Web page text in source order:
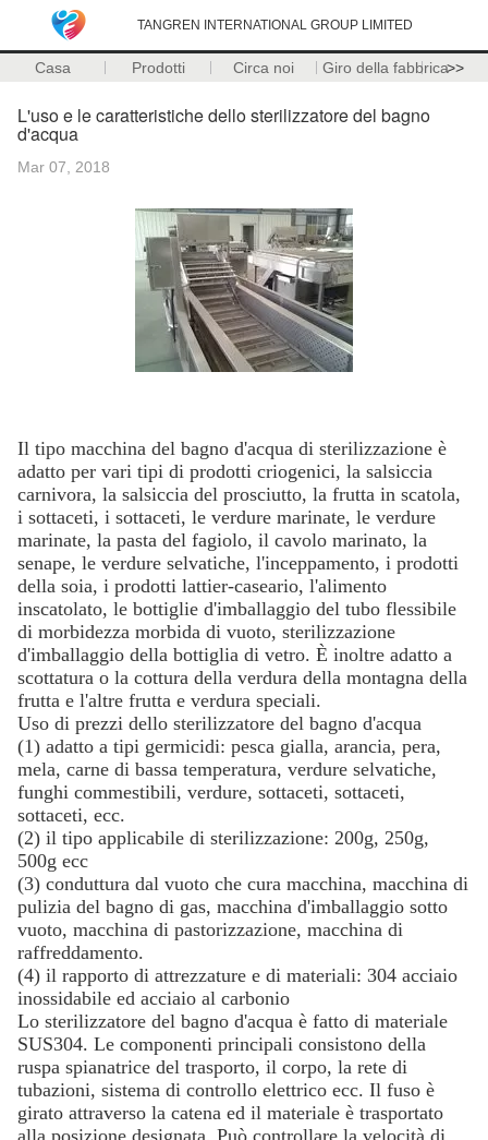
TANGREN INTERNATIONAL GROUP LIMITED
Casa Prodotti Circa noi Giro della fabbrica>>
L'uso e le caratteristiche dello sterilizzatore del bagno
d'acqua
Mar 07, 2018
Il tipo macchina del bagno d'acqua di sterilizzazione è
adatto per vari tipi di prodotti criogenici, la salsiccia
carnivora, la salsiccia del prosciutto, la frutta in scatola,
i sottaceti, i sottaceti, le verdure marinate, le verdure
marinate, la pasta del fagiolo, il cavolo marinato, la
senape, le verdure selvatiche, l'inceppamento, i prodotti
della soia, i prodotti lattier-caseario, l'alimento
inscatolato, le bottiglie d'imballaggio del tubo flessibile
di morbidezza morbida di vuoto, sterilizzazione
d'imballaggio della bottiglia di vetro. È inoltre adatto a
scottatura o la cottura della verdura della montagna della
frutta e l'altre frutta e verdura speciali.
Uso di prezzi dello sterilizzatore del bagno d'acqua
(1) adatto a tipi germicidi: pesca gialla, arancia, pera,
mela, carne di bassa temperatura, verdure selvatiche,
funghi commestibili, verdure, sottaceti, sottaceti,
sottaceti, ecc.
(2) il tipo applicabile di sterilizzazione: 200g, 250g,
500g ecc
(3) conduttura dal vuoto che cura macchina, macchina di
pulizia del bagno di gas, macchina d'imballaggio sotto
vuoto, macchina di pastorizzazione, macchina di
raffreddamento.
(4) il rapporto di attrezzature e di materiali: 304 acciaio
inossidabile ed acciaio al carbonio
Lo sterilizzatore del bagno d'acqua è fatto di materiale
SUS304. Le componenti principali consistono della
ruspa spianatrice del trasporto, il corpo, la rete di
tubazioni, sistema di controllo elettrico ecc. Il fuso è
girato attraverso la catena ed il materiale è trasportato
alla posizione designata. Può controllare la velocità di